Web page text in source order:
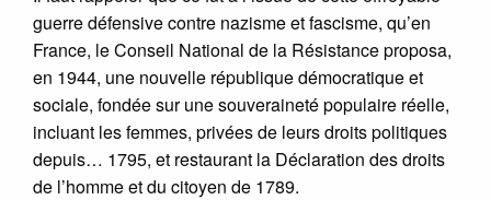
guerre défensive contre nazisme et fascisme, qu’en
France, le Conseil National de la Résistance proposa,
en 1944, une nouvelle république démocratique et
sociale, fondée sur une souveraineté populaire réelle,
incluant les femmes, privées de leurs droits politiques
depuis… 1795, et restaurant la Déclaration des droits
de l’homme et du citoyen de 1789.